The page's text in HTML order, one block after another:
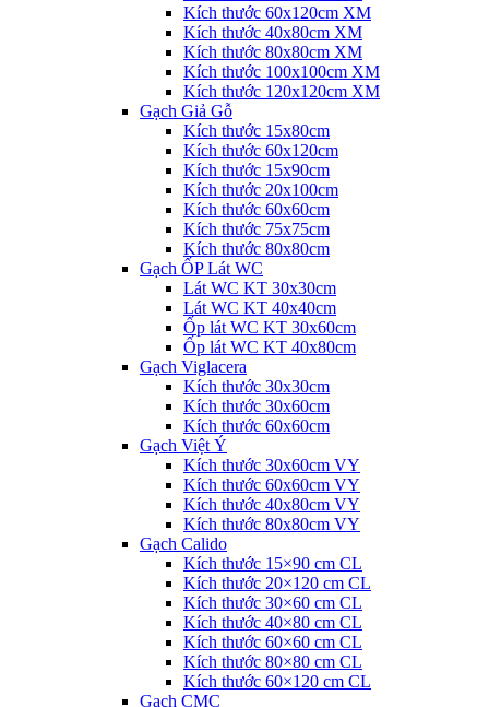
Kích thước 60x120cm XM
Kích thước 40x80cm XM
Kích thước 80x80cm XM
Kích thước 100x100cm XM
Kích thước 120x120cm XM
Gạch Giả Gỗ
Kích thước 15x80cm
Kích thước 60x120cm
Kích thước 15x90cm
Kích thước 20x100cm
Kích thước 60x60cm
Kích thước 75x75cm
Kích thước 80x80cm
Gạch ỐP Lát WC
Lát WC KT 30x30cm
Lát WC KT 40x40cm
Ốp lát WC KT 30x60cm
Ốp lát WC KT 40x80cm
Gạch Viglacera
Kích thước 30x30cm
Kích thước 30x60cm
Kích thước 60x60cm
Gạch Việt Ý
Kích thước 30x60cm VY
Kích thước 60x60cm VY
Kích thước 40x80cm VY
Kích thước 80x80cm VY
Gạch Calido
Kích thước 15×90 cm CL
Kích thước 20×120 cm CL
Kích thước 30×60 cm CL
Kích thước 40×80 cm CL
Kích thước 60×60 cm CL
Kích thước 80×80 cm CL
Kích thước 60×120 cm CL
Gạch CMC